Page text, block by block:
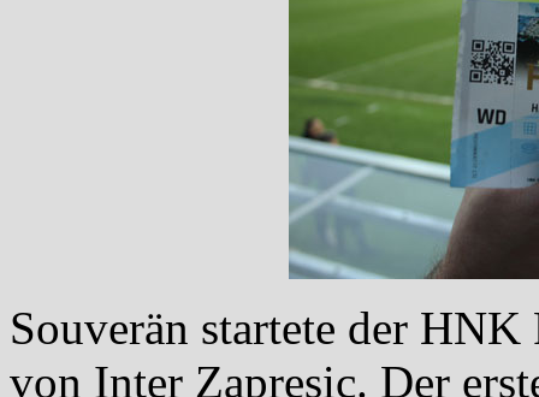
Souverän startete der
von Inter Zapresic. Der